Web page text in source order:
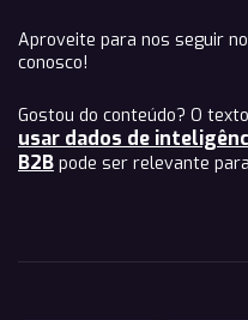
Aproveite para nos seguir no
conosco!
Gostou do conteúdo? O
usar dados de
B2B pode ser relevante